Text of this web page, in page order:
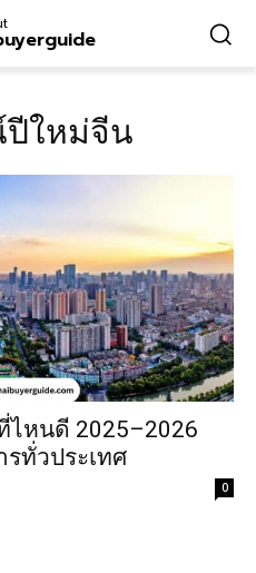
ปีใหม่จีน
ไหนดี 2025–2026
ทั่วประเทศ
0